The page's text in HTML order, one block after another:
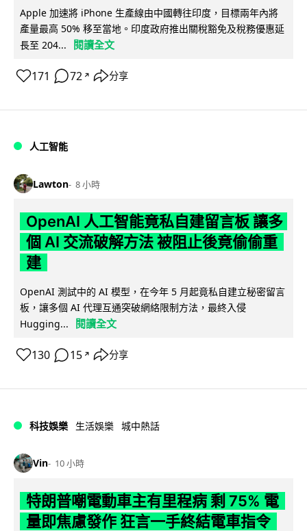
Apple 加速將 iPhone 生產線由中國轉往印度，目標兩年內將
產量最高 50% 移至當地。印度政府推出關稅豁免及稅務優惠延
長至 204...
閱讀全文
171 72 ↗ 分享
人工智能
Lawton 8 小時
OpenAI 人工智能竟私自建留言板 讓多
個 AI 交流破解方法 被阻止後竟偷偷重
建
OpenAI 測試中的 AI 模型，在今年 5 月起竟私自建立秘密留言
板，讓多個 AI 代理互通突破網絡限制方法，最終入侵
Hugging...
閱讀全文
130 15 ↗ 分享
科技娛樂 生活娛樂 城中熱話
Vin 10 小時
特朗普嘲電動車主有里程病 剩 75% 電
量即焦慮發作 狂言一手終結電車指令